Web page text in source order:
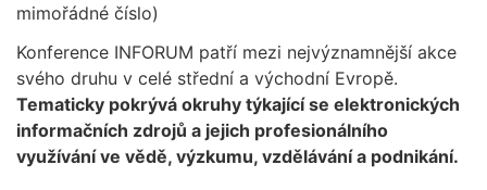
mimořádné číslo)
Konference INFORUM patří mezi nejvýznamnější akce
svého druhu v celé střední a východní Evropě.
Tematicky pokrývá okruhy týkající se elektronických
informačních zdrojů a jejich profesionálního
využívání ve vědě, výzkumu, vzdělávání a podnikání.